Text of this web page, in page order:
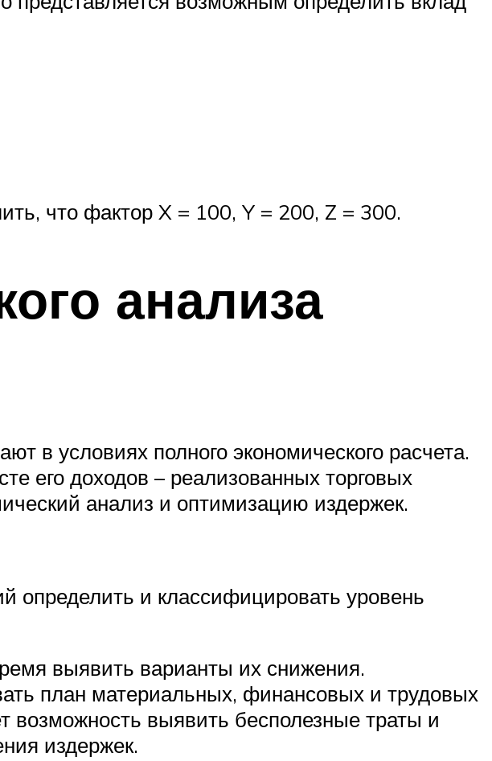
что фактор X = 100, Y = 200, Z = 300.
анализа
в условиях полного экономического расчета.
его доходов – реализованных торговых
анализ и оптимизацию издержек.
определить и классифицировать уровень
выявить варианты их снижения.
план материальных, финансовых и трудовых
возможность выявить бесполезные траты и
издержек.